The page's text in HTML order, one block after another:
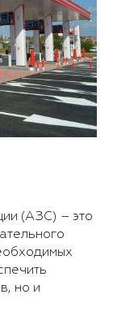
(АЗС) – это
но и